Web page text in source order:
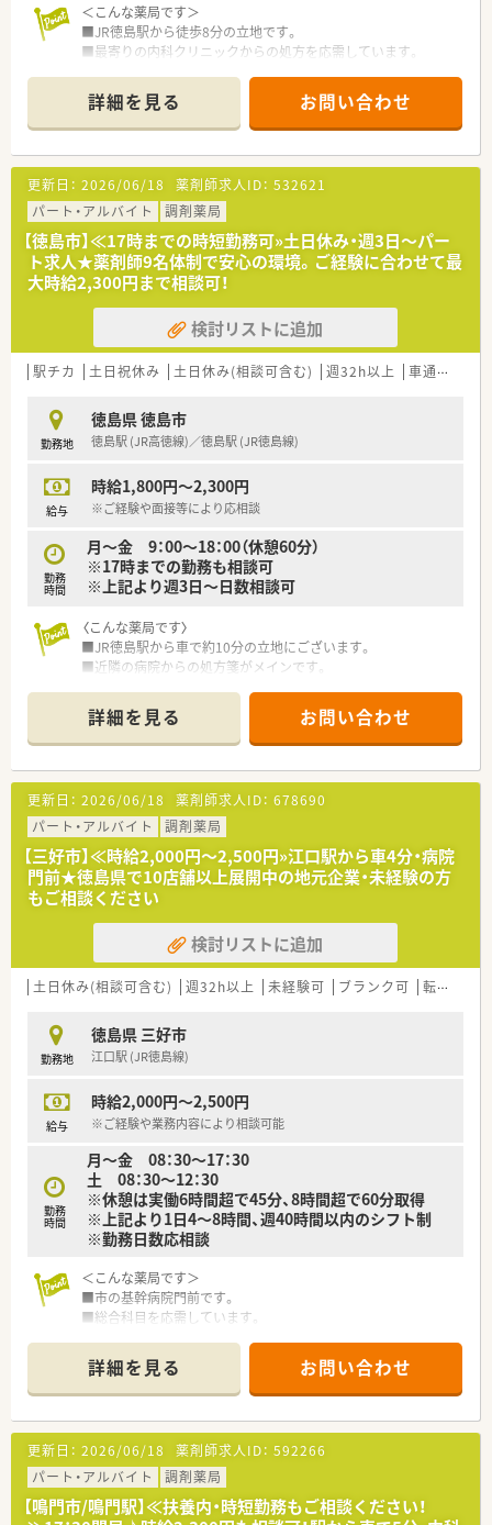
■人員に余裕をもって働きたい方
■地元のチェーン薬局で腰を地域医療に貢献したい方
■有給取得しやすい環境で働きたい方
など…ご興味ありましたらお問い合わせください！
＜こんな薬局です＞
■JR徳島駅から徒歩8分の立地です。
■最寄りの内科クリニックからの処方を応需しています。
＜業務内容＞
■調剤・投薬・監査・在宅など薬剤師業務全般をお願いします。
■処方箋枚数は40枚/日程度です。
■応需科目は内科, 循環器科, 皮膚科です。
■施設調剤も対応しています。
＜研修制度＞
■ご入職後は実務を通じて一連の業務を習得頂きます。
■各店舗ごとにメーカーによる新薬勉強会など実施していま
す。
＜法人概要＞
■徳島県を中心にグループ企業を含め13店舗展開されている地
元企業です。
■かかりつけや後発品については患者様やDrのニーズもござい
■地域体制加算は13店舗中4店舗でとれている状況です。
■祝日がある週については代わりの出勤等はございません。
徳島県内でも比較的休日が多い企業です。
円/月と高め。
■離職率は低く、従業員の皆さんがストレスなく働けるような環
■設備投資は全国大手に負けないレベルで行っており、
ほぼ全店に監査レンジを導入され、分包機はユニバーサルカセ
ット付きを導入。
されている店舗もございます。
■年に1店舗のペースで新規出店も行われています。
■薬剤師会の会費は会社負担となります。
をまずはご相談くだ
詳細を見る お問い合わせ
更新日： 2026/06/18 薬剤師求人ID： 532621
パート・アルバイト
調剤薬局
【徳島市】≪17時までの時短勤務可»土日休み・週3日～パー
ト求人★薬剤師9名体制で安心の環境。ご経験に合わせて最
大時給2,300円まで相談可！
検討リストに追加
駅チカ 土日祝休み 土日休み(相談可含む) 週32h以上 車通勤可
勤務地
徳島県 徳島市
徳島駅 (JR高徳線)／徳島駅 (JR徳島線)
給与
時給1,800円～2,300円
※ご経験や面接等により応相談
勤務
時間
月～金 9：00～18：00（休憩60分）
※17時までの勤務も相談可
※上記より週3日～日数相談可
〈こんな薬局です〉
■JR徳島駅から車で約10分の立地にございます。
■近隣の病院からの処方箋がメインです。
■薬剤師9名体制と複数名体制ですので安心して業務いただけま
す。
■調剤室も整理整頓されていますので、気持ちよく働ける環境で
す。
〈調剤設備〉
■電子薬歴・全自動散剤分包機・全自動錠剤分包機・散薬監査シス
テムを導入しています。
〈業務内容〉
■眼科,内科,整形外科,外科の処方箋の調剤・監査・投薬業務がメ
インです。
■その他、在宅業務は施設・居宅ともに対応していますので施設
や患者様のご自宅までお薬の配達業務もございます。
■徳島県内にて4店舗展開されている地場薬局です。
■実習生の受入等も行っています。
■研修内容についても制度として明確化されています。集合研
修・自己研修をはじめ病院研修等もあります。
〈こんな方にもおススメ〉
■薬剤師複数名体制の薬局で働きたい方
いざという時も安心です♪
■病院門前でメリハリのある環境でスキルアップもされたい方
詳細を見る お問い合わせ
更新日： 2026/06/18 薬剤師求人ID： 678690
パート・アルバイト
調剤薬局
【三好市】≪時給2,000円～2,500円»江口駅から車4分・病院
門前★徳島県で10店舗以上展開中の地元企業・未経験の方
もご相談ください
検討リストに追加
土日休み(相談可含む) 週32h以上 未経験可 ブランク可 転勤なし
勤務地
徳島県 三好市
江口駅 (JR徳島線)
給与
時給2,000円～2,500円
※ご経験や業務内容により相談可能
勤務
時間
月～金 08：30～17：30
土 08：30～12：30
※休憩は実働6時間超で45分、8時間超で60分取得
※上記より1日4～8時間、週40時間以内のシフト制
※勤務日数応相談
＜こんな薬局です＞
■市の基幹病院門前です。
■総合科目を応需しています。
■待合室も広く、落ち着いた雰囲気の店舗です。
＜業務内容＞
■調剤・監査・投薬・薬歴管理等をお願いします。
■処方箋枚数は40枚/日程応需しています。
■薬剤師2名体制です。
＜研修制度＞
■ご入職後は実務を通じて一連の業務を習得頂きます。
詳細を見る お問い合わせ
更新日： 2026/06/18 薬剤師求人ID： 592266
パート・アルバイト
調剤薬局
【鳴門市/鳴門駅】≪扶養内・時短勤務もご相談ください！